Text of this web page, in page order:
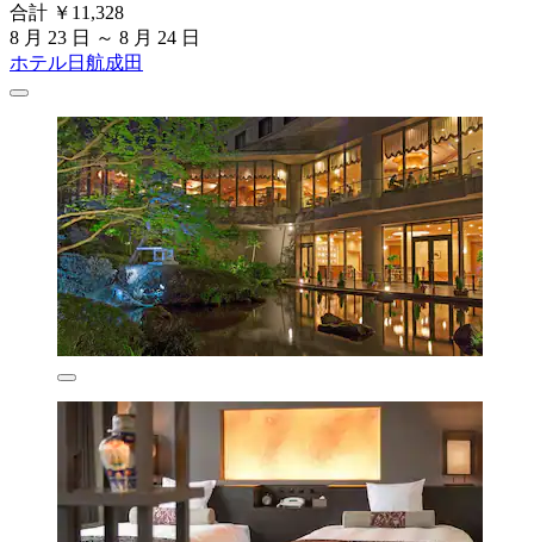
合計 ￥11,328
8 月 23 日 ～ 8 月 24 日
ホテル日航成田